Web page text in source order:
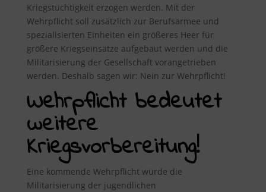
Kriegstüchtigkeit erzogen werden. Mit der
Wehrpflicht soll zusätzlich zur Berufsarmee und
spezialisierten Einheiten ein größeres Heer für
größere Kriegseinsätze aufgebaut werden und die
Militarisierung der Gesellschaft vorangetrieben
werden. Deshalb sagen wir: Nein zur Wehrpflicht!
Wehrpflicht bedeutet
weitere
Kriegsvorbereitung!
Eine kommende Wehrpflicht würde die
Militarisierung der jugendlichen